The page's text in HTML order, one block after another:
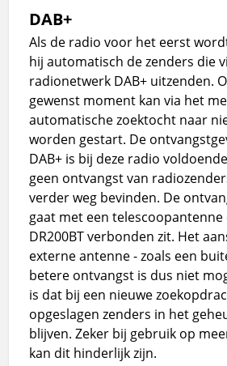
DAB+
Als de radio voor het eerst
hij automatisch de zenders die
radionetwerk DAB+ uitzenden.
gewenst moment kan via het
automatische zoektocht naar
worden gestart. De
DAB+ is bij deze radio
geen ontvangst van
verder weg bevinden. De
gaat met een telescoopantenne
DR200BT verbonden zit. Het
externe antenne - zoals een
betere ontvangst is dus niet
is dat bij een nieuwe
opgeslagen zenders in het
blijven. Zeker bij gebruik op
kan dit hinderlijk zijn.